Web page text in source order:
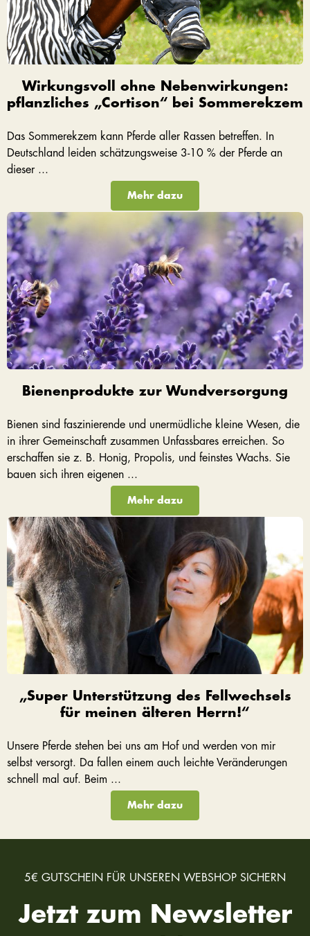
Wirkungsvoll ohne Nebenwirkungen:
pflanzliches „Cortison“ bei Sommerekzem
Das Sommerekzem kann Pferde aller Rassen betreffen. In
Deutschland leiden schätzungsweise 3-10 % der Pferde an
dieser ...
Mehr dazu
Bienenprodukte zur Wundversorgung
Bienen sind faszinierende und unermüdliche kleine Wesen, die
in ihrer Gemeinschaft zusammen Unfassbares erreichen. So
erschaffen sie z. B. Honig, Propolis, und feinstes Wachs. Sie
bauen sich ihren eigenen ...
Mehr dazu
„Super Unterstützung des Fellwechsels
für meinen älteren Herrn!“
Unsere Pferde stehen bei uns am Hof und werden von mir
selbst versorgt. Da fallen einem auch leichte Veränderungen
schnell mal auf. Beim ...
Mehr dazu
5€ GUTSCHEIN FÜR UNSEREN WEBSHOP SICHERN
Jetzt zum Newsletter